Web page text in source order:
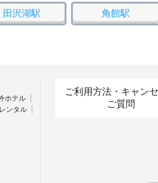
田沢湖駅 角館駅